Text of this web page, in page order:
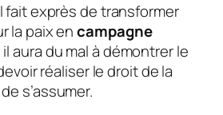
fait exprès de transformer
la paix encampagne
aura du mal à démontrer le
réaliser le droit de la
s’assumer.